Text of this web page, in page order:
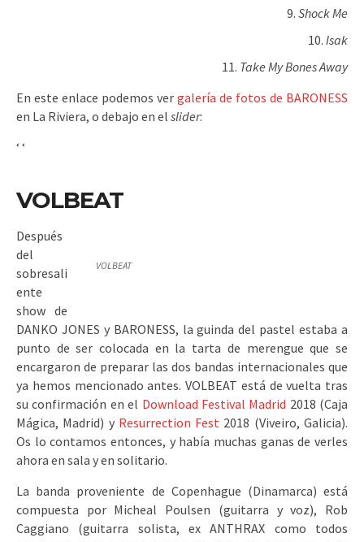
Shock Me
Isak
Take My Bones Away
En este enlace podemos ver galería de fotos de BARONESS
en La Riviera, o debajo en el slider:
‘ ‘
VOLBEAT
VOLBEAT
Después
del
sobresali
ente
show de
DANKO JONES y BARONESS, la guinda del pastel estaba a
punto de ser colocada en la tarta de merengue que se
encargaron de preparar las dos bandas internacionales que
ya hemos mencionado antes. VOLBEAT está de vuelta tras
su confirmación en el Download Festival Madrid 2018 (Caja
Mágica, Madrid) y Resurrection Fest 2018 (Viveiro, Galicia).
Os lo contamos entonces, y había muchas ganas de verles
ahora en sala y en solitario.
La banda proveniente de Copenhague (Dinamarca) está
compuesta por Micheal Poulsen (guitarra y voz), Rob
Caggiano (guitarra solista, ex ANTHRAX como todos